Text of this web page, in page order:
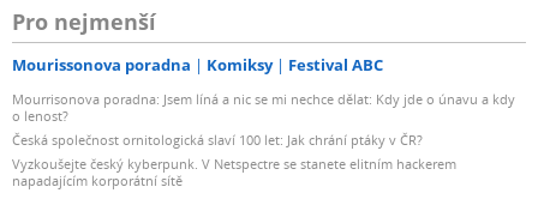
Pro nejmenší
Mourissonova poradna Komiksy Festival ABC
Mourrisonova poradna: Jsem líná a nic se mi nechce dělat: Kdy jde o únavu a kdy
o lenost?
Česká společnost ornitologická slaví 100 let: Jak chrání ptáky v ČR?
Vyzkoušejte český kyberpunk. V Netspectre se stanete elitním hackerem
napadajícím korporátní sítě